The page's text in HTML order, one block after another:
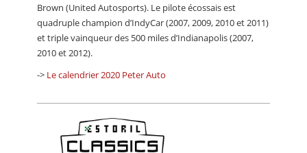
Brown (United Autosports). Le pilote écossais est
quadruple champion d’IndyCar (2007, 2009, 2010 et 2011)
et triple vainqueur des 500 miles d’Indianapolis (2007,
2010 et 2012).
-> Le calendrier 2020 Peter Auto